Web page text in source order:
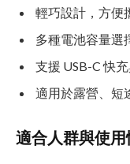
輕巧設計，方便
多種電池容量選
支援 USB-C 快
適用於露營、短
適合人群與使用